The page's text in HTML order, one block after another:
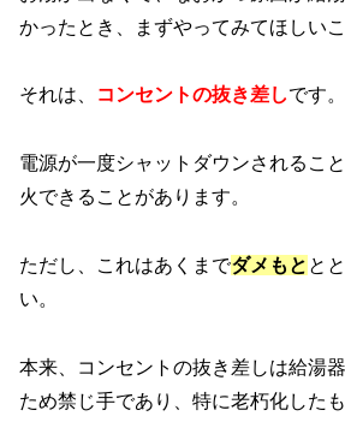
かったとき、まずやってみてほしい
それは、 コンセントの抜き差しです。
電源が一度シャットダウンされるこ
火できることがあります。
ただし、これはあくまでダメもと と
い。
本来、コンセントの抜き差しは給湯
ため禁じ手であり、特に老朽化した